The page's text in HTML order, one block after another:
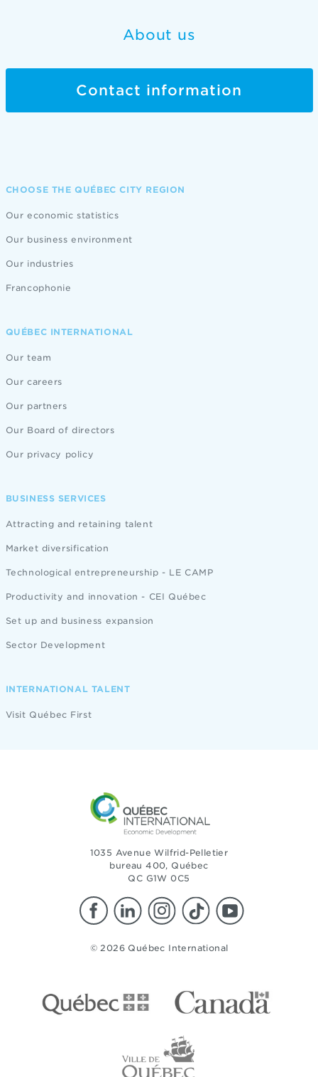
About us
Contact information
CHOOSE THE QUÉBEC CITY REGION
Our economic statistics
Our business environment
Our industries
Francophonie
QUÉBEC INTERNATIONAL
Our team
Our careers
Our partners
Our Board of directors
Our privacy policy
BUSINESS SERVICES
Attracting and retaining talent
Market diversification
Technological entrepreneurship - LE CAMP
Productivity and innovation - CEI Québec
Set up and business expansion
Sector Development
INTERNATIONAL TALENT
Visit Québec First
1035 Avenue Wilfrid-Pelletier
bureau 400, Québec
QC G1W 0C5
© 2026 Québec International